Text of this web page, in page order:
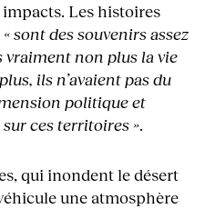
Les histoires
« sont des souvenirs assez
vraiment non plus la vie
ils n’avaient pas du
politique et
ces territoires ».
qui inondent le désert
une atmosphère